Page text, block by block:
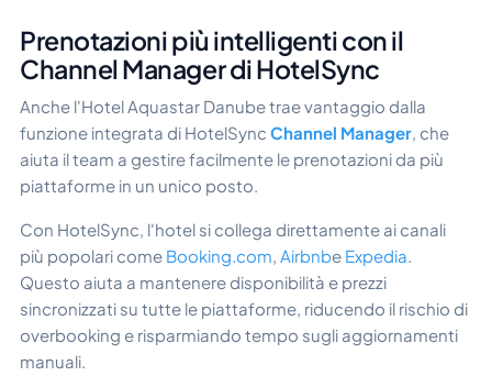
Prenotazioni più intelligenti con il
Channel Manager di HotelSync
Anche l'Hotel Aquastar Danube trae vantaggio dalla
funzione integrata di HotelSync Channel Manager, che
aiuta il team a gestire facilmente le prenotazioni da più
piattaforme in un unico posto.
Con HotelSync, l'hotel si collega direttamente ai canali
più popolari come Booking.com, Airbnbe Expedia.
Questo aiuta a mantenere disponibilità e prezzi
sincronizzati su tutte le piattaforme, riducendo il rischio di
overbooking e risparmiando tempo sugli aggiornamenti
manuali.